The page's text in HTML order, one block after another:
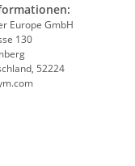
Europe GmbH
130
52224